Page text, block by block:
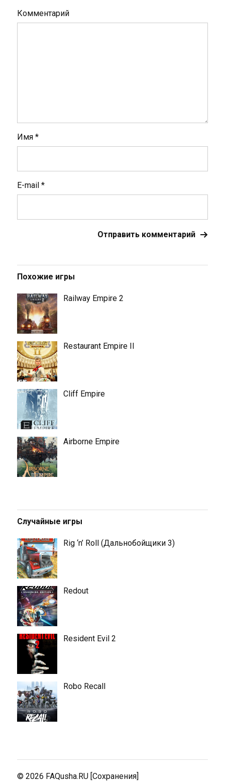
Комментарий
Имя *
E-mail *
Похожие игры
Railway Empire 2
Restaurant Empire II
Cliff Empire
Airborne Empire
Случайные игры
Rig ‘n’ Roll (Дальнобойщики 3)
Redout
Resident Evil 2
Robo Recall
© 2026 FAQusha.RU [Сохранения]